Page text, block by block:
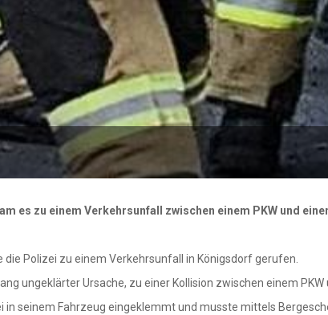
es zu einem Verkehrsunfall zwischen einem PKW und
die Polizei zu einem Verkehrsunfall in Königsdorf gerufen.
ungeklärter Ursache, zu einer Kollision zwischen einem
in seinem Fahrzeug eingeklemmt und musste mittels